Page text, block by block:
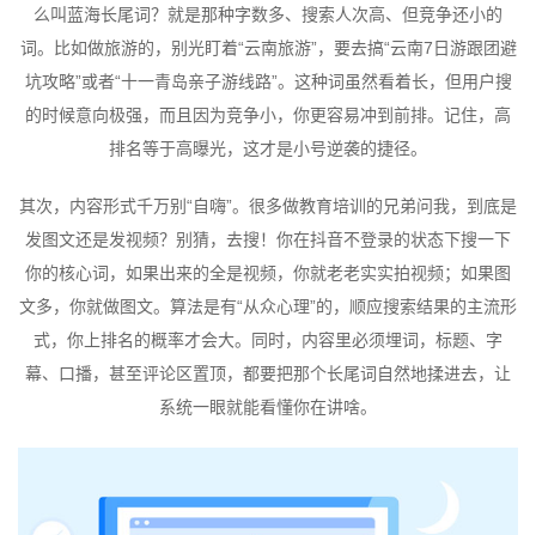
么叫蓝海长尾词？就是那种字数多、搜索人次高、但竞争还小的
词。比如做旅游的，别光盯着“云南旅游”，要去搞“云南7日游跟团避
坑攻略”或者“十一青岛亲子游线路”。这种词虽然看着长，但用户搜
的时候意向极强，而且因为竞争小，你更容易冲到前排。记住，高
排名等于高曝光，这才是小号逆袭的捷径。
其次，内容形式千万别“自嗨”。很多做教育培训的兄弟问我，到底是
发图文还是发视频？别猜，去搜！你在抖音不登录的状态下搜一下
你的核心词，如果出来的全是视频，你就老老实实拍视频；如果图
文多，你就做图文。算法是有“从众心理”的，顺应搜索结果的主流形
式，你上排名的概率才会大。同时，内容里必须埋词，标题、字
幕、口播，甚至评论区置顶，都要把那个长尾词自然地揉进去，让
系统一眼就能看懂你在讲啥。